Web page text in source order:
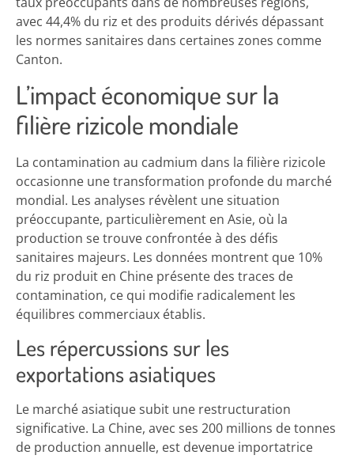
avec 44,4% du riz et des produits dérivés dépassant
les normes sanitaires dans certaines zones comme
Canton.
L’impact économique sur la
filière rizicole mondiale
La contamination au cadmium dans la filière rizicole
occasionne une transformation profonde du marché
mondial. Les analyses révèlent une situation
préoccupante, particulièrement en Asie, où la
production se trouve confrontée à des défis
sanitaires majeurs. Les données montrent que 10%
du riz produit en Chine présente des traces de
contamination, ce qui modifie radicalement les
équilibres commerciaux établis.
Les répercussions sur les
exportations asiatiques
Le marché asiatique subit une restructuration
significative. La Chine, avec ses 200 millions de tonnes
de production annuelle, est devenue importatrice